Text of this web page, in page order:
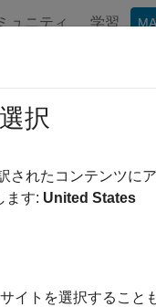
ュニティ 学習
択
されたコンテンツに
ます: United States
イトを選択すること